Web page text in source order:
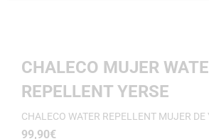
CHALECO MUJER
REPELLENT YERSE
CHALECO WATER REPELLENT MUJER DE
99,90€